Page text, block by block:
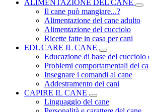
ALIMENTAZIONE DEL CANE
Il cane può mangiare...?
Alimentazione del cane adulto
Alimentazione del cucciolo
Ricette fatte in casa per cani
EDUCARE IL CANE
Educazione di base del cucciolo
Problemi comportamentali del
Insegnare i comandi al cane
Addestramento dei cani
CAPIRE IL CANE
Linguaggio del cane